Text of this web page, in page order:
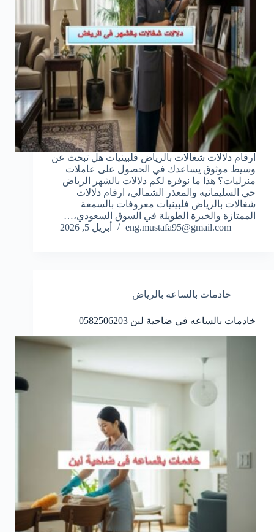
ارقام دلالات شغالات بالرياض فلبينيات هل تبحث عن
وسيط موثوق يساعدك في الحصول على عاملات
منزليات؟ هذا ما نوفره لكم دلالات بالشهر الرياض
حي السليمانيه والمعذر الشمالي، ارقام دلالات
شغالات بالرياض فلبينيات معروفات بالسمعة
الممتازة والخبرة الطويلة في السوق السعودي،…
eng.mustafa95@gmail.com
أبريل 5, 2026
خادمات بالساعه بالرياض
خادمات بالساعه في ضاحية لبن 0582506203